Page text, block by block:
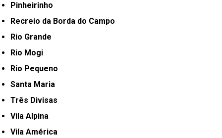
Pinheirinho
Recreio da Borda do Campo
Rio Grande
Rio Mogi
Rio Pequeno
Santa Maria
Três Divisas
Vila Alpina
Vila América